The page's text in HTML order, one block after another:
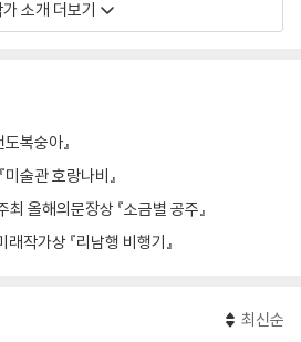
소개 더보기
도복숭아』
『미술관 호랑나비』
최 올해의문장상 『소금별 공주』
래작가상 『리남행 비행기』
최신순